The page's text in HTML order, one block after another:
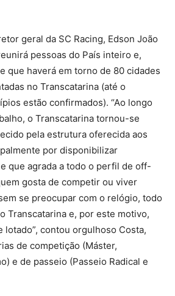
geral da SC Racing, Edson João
pessoas do País inteiro e,
que haverá em torno de 80 cidades
no Transcatarina (até o
estão confirmados). “Ao longo
o Transcatarina tornou-se
pela estrutura oferecida aos
por disponibilizar
que agrada a todo o perfil de off-
gosta de competir ou viver
se preocupar com o relógio, todo
Transcatarina e, por este motivo,
lotado”, contou orgulhoso Costa,
de competição (Máster,
e de passeio (Passeio Radical e